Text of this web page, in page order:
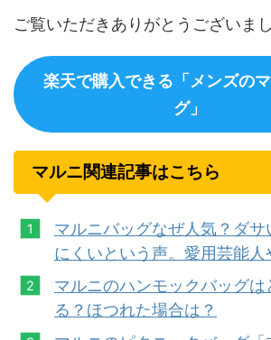
ご覧いただきありがとうございまし
楽天で購入できる「メンズの
グ」
マルニ関連記事はこちら
マルニバッグなぜ人気？ダサ
にくいという声。愛用芸能人
マルニのハンモックバッグは
る？ほつれた場合は？